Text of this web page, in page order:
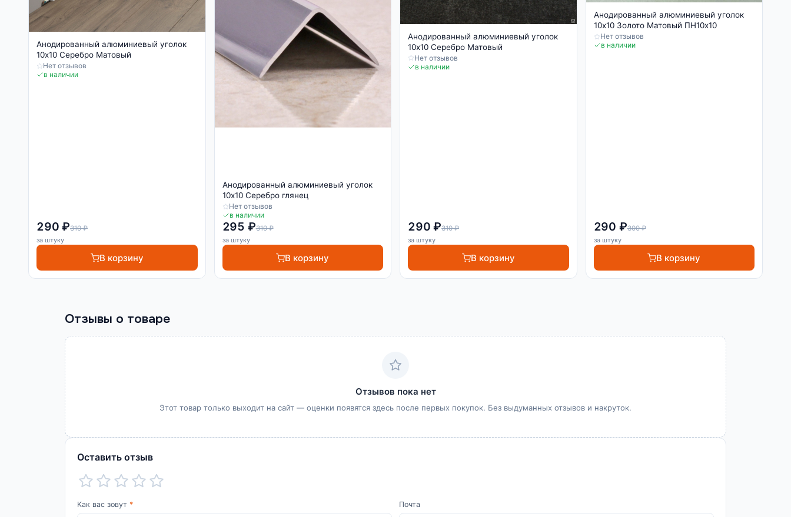
Анодированный алюминиевый уголок
10х10 Серебро Матовый
Нет отзывов
в наличии
290 ₽310 ₽
за штуку
В корзину
Анодированный алюминиевый уголок
10х10 Серебро глянец
Нет отзывов
в наличии
295 ₽310 ₽
за штуку
В корзину
Анодированный алюминиевый уголок
10х10 Серебро Матовый
Нет отзывов
в наличии
290 ₽310 ₽
за штуку
В корзину
Анодированный алюминиевый уголок
10х10 Золото Матовый ПН10х10
Нет отзывов
в наличии
290 ₽300 ₽
за штуку
В корзину
Отзывы о товаре
Отзывов пока нет
Этот товар только выходит на сайт — оценки появятся здесь после первых покупок. Без выдуманных отзывов и накруток.
Оставить отзыв
Как вас зовут * Почта